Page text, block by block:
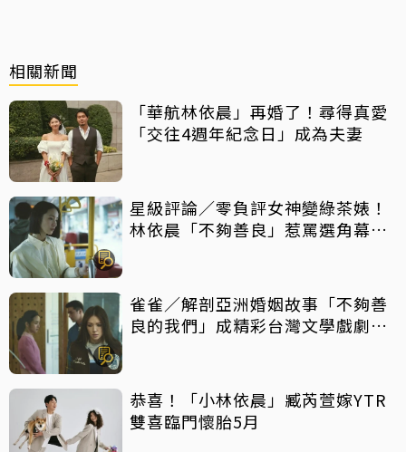
相關新聞
「華航林依晨」再婚了！尋得真愛
「交往4週年紀念日」成為夫妻
星級評論／零負評女神變綠茶婊！
林依晨「不夠善良」惹罵選角幕後
雀雀／解剖亞洲婚姻故事「不夠善
良的我們」成精彩台灣文學戲劇作
恭喜！「小林依晨」臧芮萱嫁YTR
雙喜臨門懷胎5月